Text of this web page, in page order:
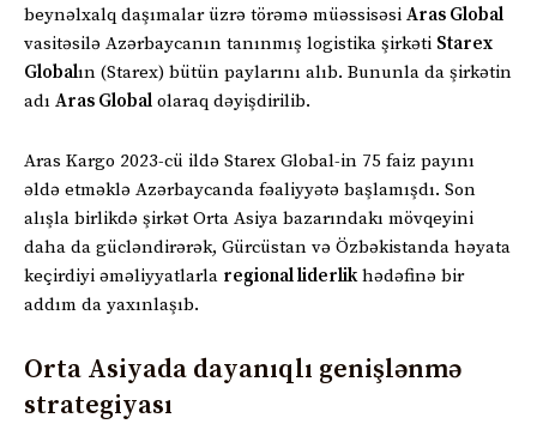
beynəlxalq daşımalar üzrə törəmə müəssisəsi Aras Global
vasitəsilə Azərbaycanın tanınmış logistika şirkəti Starex
Globalın (Starex) bütün paylarını alıb. Bununla da şirkətin
adı Aras Global olaraq dəyişdirilib.
Aras Kargo 2023-cü ildə Starex Global-in 75 faiz payını
əldə etməklə Azərbaycanda fəaliyyətə başlamışdı. Son
alışla birlikdə şirkət Orta Asiya bazarındakı mövqeyini
daha da gücləndirərək, Gürcüstan və Özbəkistanda həyata
keçirdiyi əməliyyatlarla regional liderlikhədəfinə bir
addım da yaxınlaşıb.
Orta Asiyada dayanıqlı genişlənmə
strategiyası